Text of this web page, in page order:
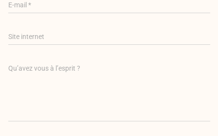
E-mail*
Site internet
Qu’avez vous à l’esprit ?